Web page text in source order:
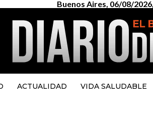
Buenos Aires, 06/08/
ACTUALIDAD VIDA SALUDABLE